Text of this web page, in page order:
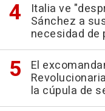
Italia ve
Sánchez a
necesidad
El
la cúpula de